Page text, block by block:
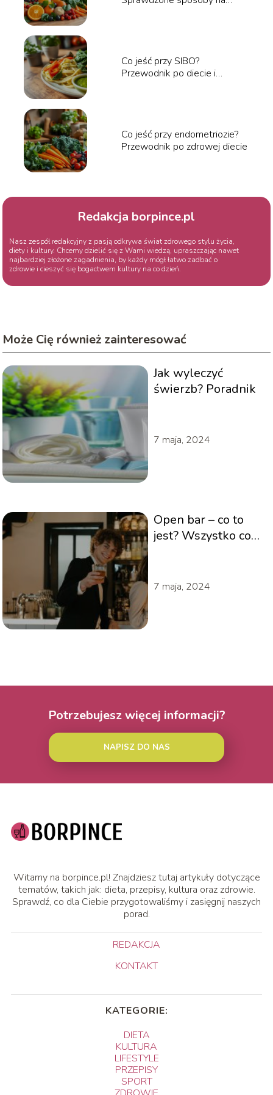
Co jeść przy SIBO?
Przewodnik po diecie i
Co jeść przy endometriozie?
Przewodnik po zdrowej diecie
Redakcja borpince.pl
Nasz zespół redakcyjny z pasją odkrywa świat zdrowego stylu życia,
diety i kultury. Chcemy dzielić się z Wami wiedzą, upraszczając nawet
najbardziej złożone zagadnienia, by każdy mógł łatwo zadbać o
zdrowie i cieszyć się bogactwem kultury na co dzień.
Może Cię również zainteresować
Jak wyleczyć
świerzb? Poradnik
7 maja, 2024
Open bar – co to
jest? Wszystko co
7 maja, 2024
Potrzebujesz więcej informacji?
NAPISZ DO NAS
Witamy na borpince.pl! Znajdziesz tutaj artykuły dotyczące
tematów, takich jak: dieta, przepisy, kultura oraz zdrowie.
Sprawdź, co dla Ciebie przygotowaliśmy i zasięgnij naszych
porad.
REDAKCJA
KONTAKT
KATEGORIE:
DIETA
KULTURA
LIFESTYLE
PRZEPISY
SPORT